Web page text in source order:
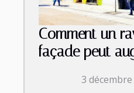
Comment un
façade peut
3 décembre